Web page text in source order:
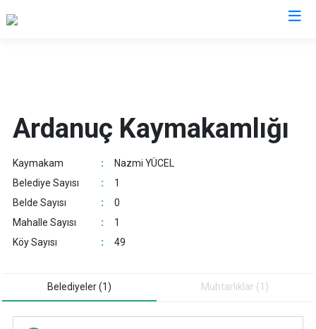
Arhavi
Hopa
Murgul
Şavşat
Yusufeli
Ardanuç Kaymakamlığı
Kaymakam :
Nazmi YÜCEL
Belediye Sayısı
:
1
Belde Sayısı
:
0
Mahalle Sayısı
:
1
Köy Sayısı
: 49
Belediyeler (1) Muhtarliklar (1)